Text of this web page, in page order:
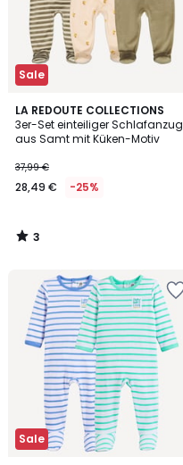
Sale
LA REDOUTE COLLECTIONS
3er-Set einteiliger Schlafanzug
aus Samt mit Küken-Motiv
€
Statt
€
25%
angewendet.
37,99 €
28,49 € -25%
3
/
5
3
/
Sale